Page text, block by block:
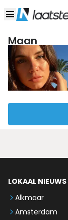
Maan
LOKAAL NIEUWS
Alkmaar
Amsterdam